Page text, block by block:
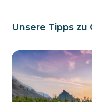
Unsere Tipps zu